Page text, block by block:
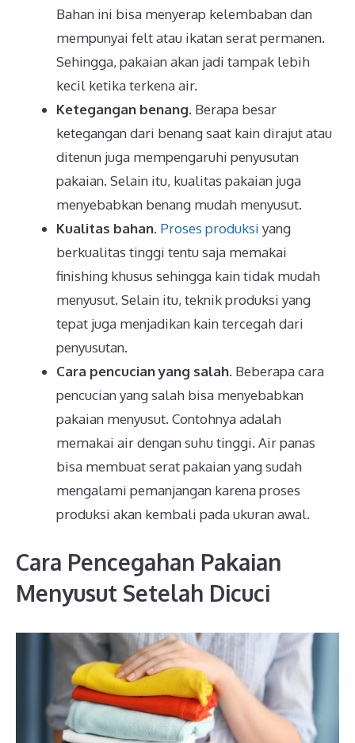
Bahan ini bisa menyerap kelembaban dan
mempunyai felt atau ikatan serat permanen.
Sehingga, pakaian akan jadi tampak lebih
kecil ketika terkena air.
Ketegangan benang. Berapa besar
ketegangan dari benang saat kain dirajut atau
ditenun juga mempengaruhi penyusutan
pakaian. Selain itu, kualitas pakaian juga
menyebabkan benang mudah menyusut.
Kualitas bahan. Proses produksi yang
berkualitas tinggi tentu saja memakai
finishing khusus sehingga kain tidak mudah
menyusut. Selain itu, teknik produksi yang
tepat juga menjadikan kain tercegah dari
penyusutan.
Cara pencucian yang salah. Beberapa cara
pencucian yang salah bisa menyebabkan
pakaian menyusut. Contohnya adalah
memakai air dengan suhu tinggi. Air panas
bisa membuat serat pakaian yang sudah
mengalami pemanjangan karena proses
produksi akan kembali pada ukuran awal.
Cara Pencegahan Pakaian
Menyusut Setelah Dicuci